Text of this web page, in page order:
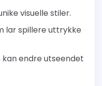
visuelle stiler.
lar spillere uttrykke
kan endre utseendet